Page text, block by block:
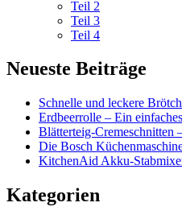
Teil 2
Teil 3
Teil 4
Neueste Beiträge
Schnelle und leckere
Erdbeerrolle – Ein
Blätterteig-Cremeschnitten
Die Bosch
KitchenAid Akku-
Kategorien